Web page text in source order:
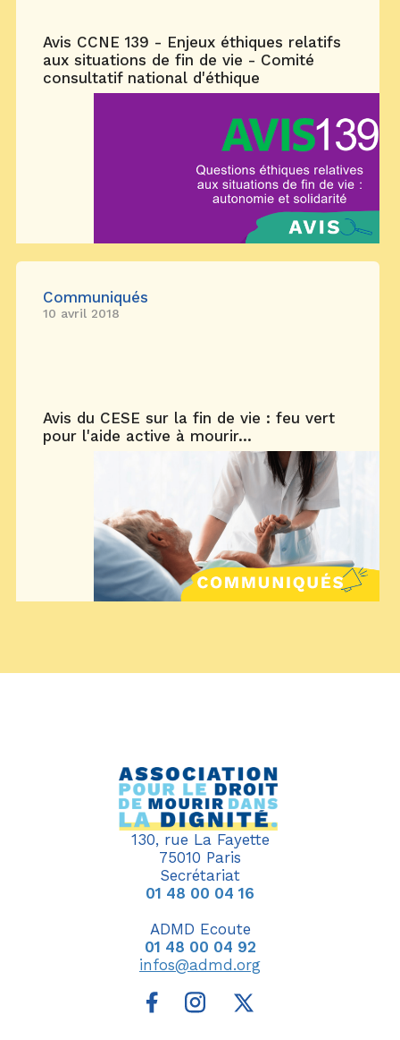
Avis CCNE 139 - Enjeux éthiques relatifs
aux situations de fin de vie - Comité
consultatif national d'éthique
Communiqués
10 avril 2018
Avis du CESE sur la fin de vie : feu vert
pour l'aide active à mourir...
130, rue La Fayette
75010 Paris
Secrétariat
01 48 00 04 16
ADMD Ecoute
01 48 00 04 92
infos@admd.org